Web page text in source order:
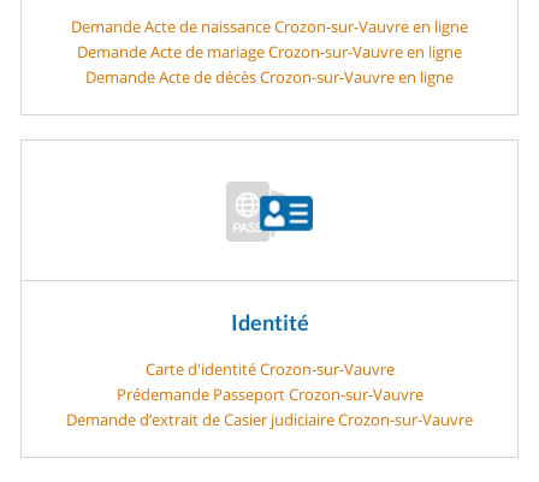
Demande Acte de naissance Crozon-sur-Vauvre en ligne
Demande Acte de mariage Crozon-sur-Vauvre en ligne
Demande Acte de décès Crozon-sur-Vauvre en ligne
Identité
Carte d'identité Crozon-sur-Vauvre
Prédemande Passeport Crozon-sur-Vauvre
Demande d’extrait de Casier judiciaire Crozon-sur-Vauvre